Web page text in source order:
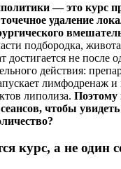
— это курс
удаление
подбородка,
достигается не после
действия:
лимфодренаж и
липолиза. Поэтому
чтобы увидеть
курс, а не один